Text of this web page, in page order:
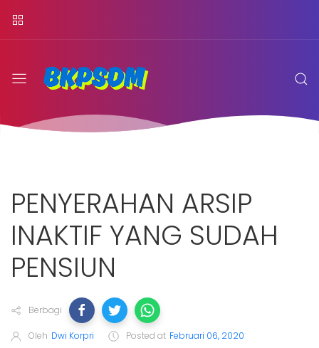
PENYERAHAN ARSIP
INAKTIF YANG SUDAH
PENSIUN
Berbagi
Oleh Dwi Korpri Posted at Februari 06, 2020